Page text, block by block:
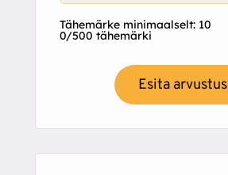
Tähemärke minimaalselt: 10
0/500 tähemärki
Esita arvustus